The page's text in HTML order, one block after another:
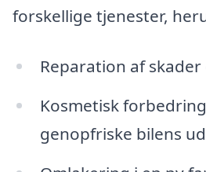
forskellige tjenester,
Reparation af
Kosmetisk
genopfriske bilens